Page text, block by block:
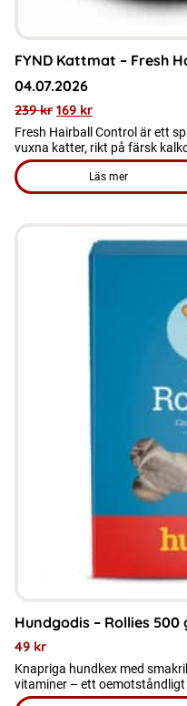
FYND Kattmat – Fresh
04.07.2026
239kr 169 kr
Fresh Hairball Control är ett
vuxna katter, rikt på färsk
Läs mer
om produkten
Hundgodis – Rollies 500
49 kr
Knapriga hundkex med
vitaminer – ett